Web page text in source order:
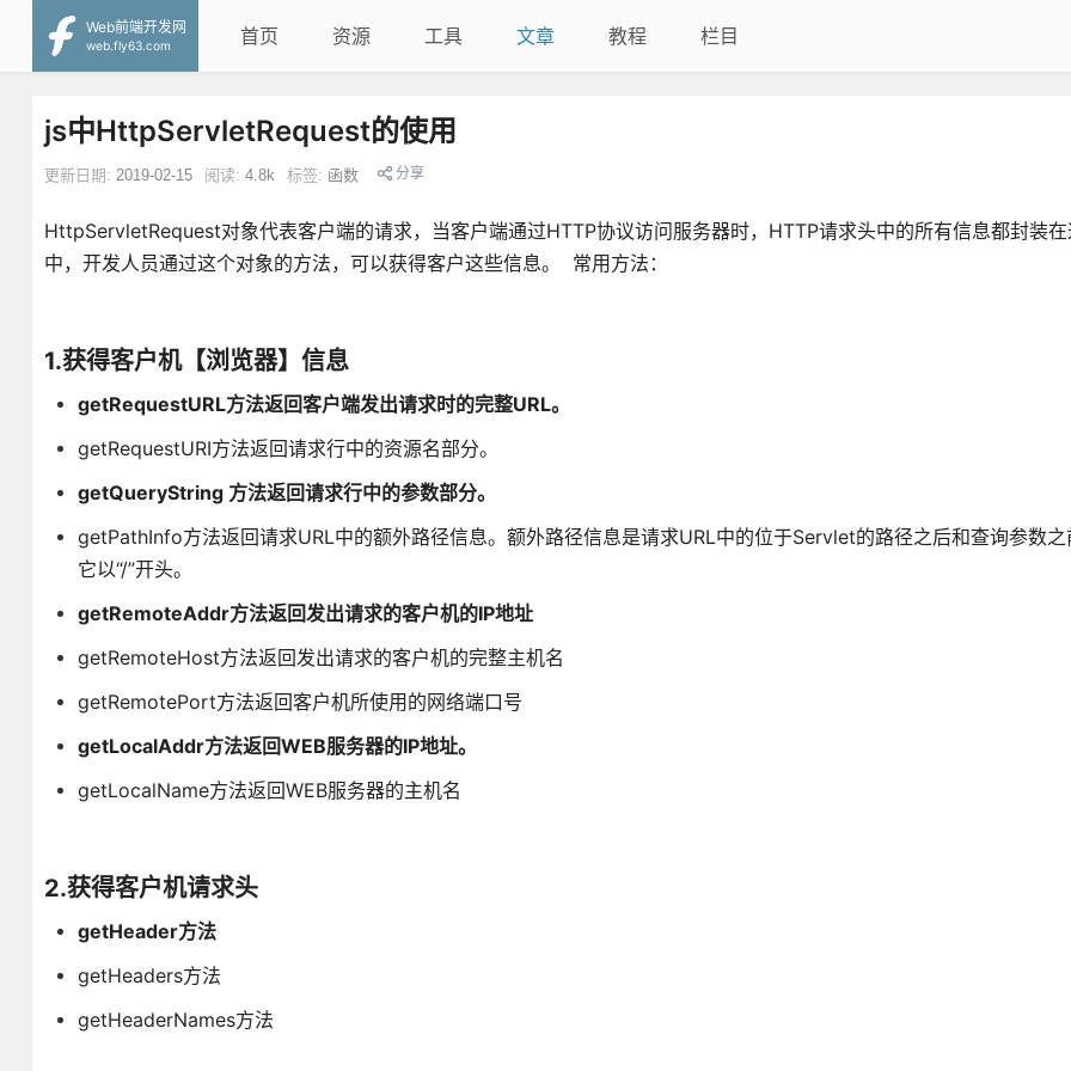
Web前端开发网
web.fly63.com
首页 资源 工具 文章 教程 栏目
js中HttpServletRequest的使用
更新日期: 2019-02-15 阅读: 4.8k 标签: 函数 分享
HttpServletRequest对象代表客户端的请求，当客户端通过HTTP协议访问服务器时，HTTP请求头中的所有信息都封装
中，开发人员通过这个对象的方法，可以获得客户这些信息。 常用方法：
1.获得客户机【浏览器】信息
getRequestURL方法返回客户端发出请求时的完整URL。
getRequestURI方法返回请求行中的资源名部分。
getQueryString 方法返回请求行中的参数部分。
getPathInfo方法返回请求URL中的额外路径信息。额外路径信息是请求URL中的位于Servlet的路径之后和查询参数之
它以“/”开头。
getRemoteAddr方法返回发出请求的客户机的IP地址
getRemoteHost方法返回发出请求的客户机的完整主机名
getRemotePort方法返回客户机所使用的网络端口号
getLocalAddr方法返回WEB服务器的IP地址。
getLocalName方法返回WEB服务器的主机名
2.获得客户机请求头
getHeader方法
getHeaders方法
getHeaderNames方法